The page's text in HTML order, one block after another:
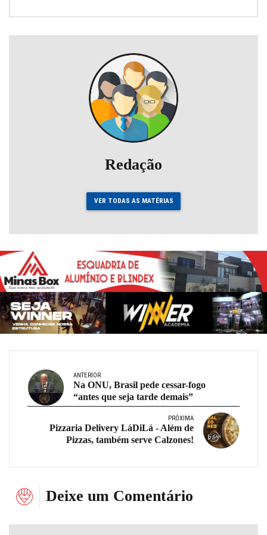
Redação
VER TODAS AS MATÉRIAS
ANTERIOR
Na ONU, Brasil pede cessar-fogo
“antes que seja tarde demais”
PRÓXIMA
Pizzaria Delivery LáDiLá - Além de
Pizzas, também serve Calzones!
Deixe um Comentário